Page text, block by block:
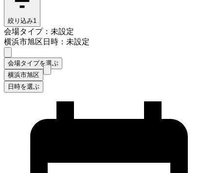
絞り込み1
会場タイプ：未設定
横浜市旭区日時：未設定
会場タイプを選ぶ
横浜市旭区
日時を選ぶ